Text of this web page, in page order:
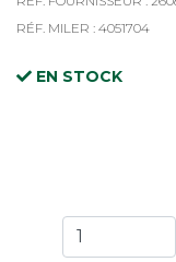
RÉF. MILER : 4051704
EN STOCK